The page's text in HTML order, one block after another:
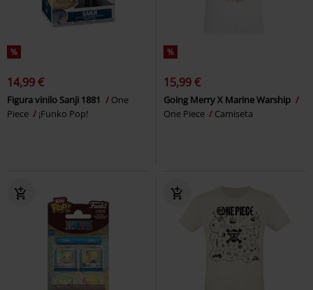
%
14,99 €
Figura vinilo Sanji 1881
One
Piece
¡Funko Pop!
%
15,99 €
Going Merry X Marine Warship
One Piece
Camiseta